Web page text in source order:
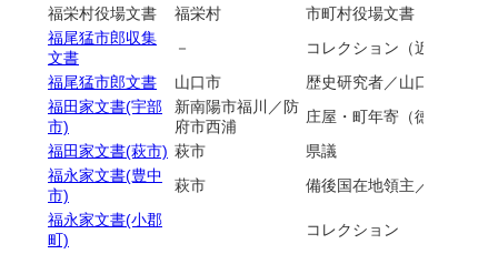
福栄村役場文書
福栄村
市町村役場文書
福尾猛市郎収集
文書
－
コレクション（近世文書他
福尾猛市郎文書
山口市
歴史研究者／山口大学
福田家文書(宇部
市)
新南陽市福川／防
府市西浦
庄屋・町年寄（徳山藩領
福田家文書(萩市) 萩市
県議
福永家文書(豊中
市)
萩市
備後国在地領主／毛利氏
福永家文書(小郡
町)
コレクション